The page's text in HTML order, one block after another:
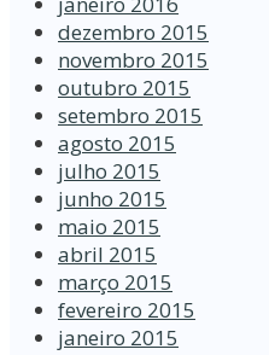
dezembro 2015
novembro 2015
outubro 2015
setembro 2015
agosto 2015
julho 2015
junho 2015
maio 2015
abril 2015
março 2015
fevereiro 2015
janeiro 2015